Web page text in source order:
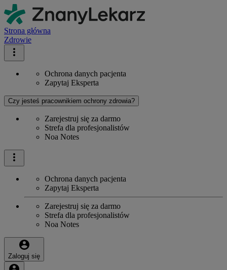
Strona główna
Zdrowie
Ochrona danych pacjenta
Zapytaj Eksperta
Czy jesteś pracownikiem ochrony zdrowia?
Zarejestruj się za darmo
Strefa dla profesjonalistów
Noa Notes
Ochrona danych pacjenta
Zapytaj Eksperta
Zarejestruj się za darmo
Strefa dla profesjonalistów
Noa Notes
Zaloguj się